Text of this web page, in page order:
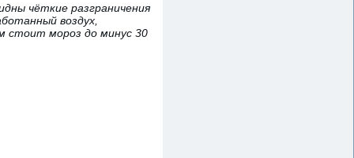
чёткие разграничения
воздух,
стоит мороз до минус 30